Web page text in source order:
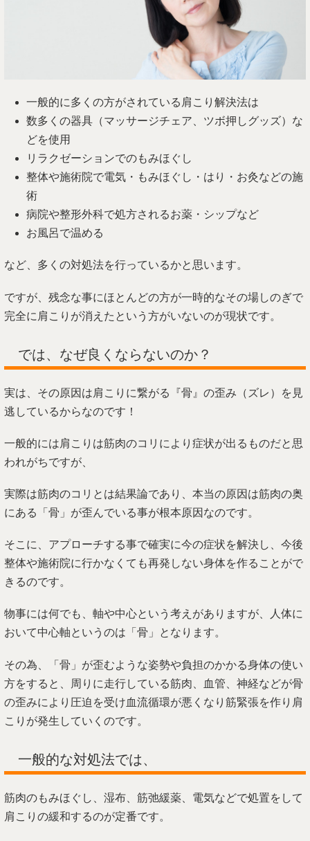
一般的に多くの方がされている肩こり解決法は
数多くの器具（マッサージチェア、ツボ押しグッズ）な
どを使用
リラクゼーションでのもみほぐし
整体や施術院で電気・もみほぐし・はり・お灸などの施
術
病院や整形外科で処方されるお薬・シップなど
お風呂で温める
など、多くの対処法を行っているかと思います。
ですが、残念な事にほとんどの方が一時的なその場しのぎで
完全に肩こりが消えたという方がいないのが現状です。
では、なぜ良くならないのか？
実は、その原因は肩こりに繋がる『骨』の歪み（ズレ）を見
逃しているからなのです！
一般的には肩こりは筋肉のコリにより症状が出るものだと思
われがちですが、
実際は筋肉のコリとは結果論であり、本当の原因は筋肉の奥
にある「骨」が歪んでいる事が根本原因なのです。
そこに、アプローチする事で確実に今の症状を解決し、今後
整体や施術院に行かなくても再発しない身体を作ることがで
きるのです。
物事には何でも、軸や中心という考えがありますが、人体に
おいて中心軸というのは「骨」となります。
その為、「骨」が歪むような姿勢や負担のかかる身体の使い
方をすると、周りに走行している筋肉、血管、神経などが骨
の歪みにより圧迫を受け血流循環が悪くなり筋緊張を作り肩
こりが発生していくのです。
一般的な対処法では、
筋肉のもみほぐし、湿布、筋弛緩薬、電気などで処置をして
肩こりの緩和するのが定番です。